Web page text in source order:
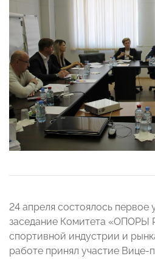
24 апреля состоялось первое
заседание Комитета
спортивной индустрии и
работе принял участие